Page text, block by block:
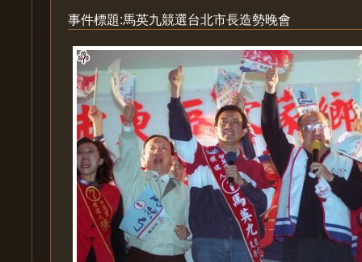
事件標題:馬英九競選台北市長造勢晚會